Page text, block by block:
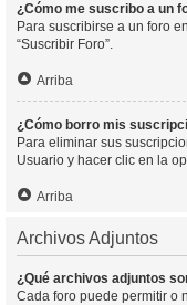
¿Cómo me suscribo a un
Para suscribirse a un foro
“Suscribir Foro”.
Arriba
¿Cómo borro mis
Para eliminar sus
Usuario y hacer clic en la
Arriba
Archivos Adjuntos
¿Qué archivos adjuntos
Cada foro puede permitir o